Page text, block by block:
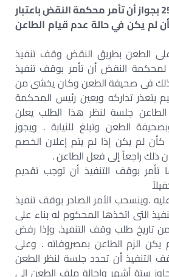
تعديل نص المــادة 251 بجواز أن تأمر محكمة النقض باعتبار
لم يكن في حالة عدم قيام الطاعن
على الطعن بطريق النقض وقف تنفيذ
النقض أن تأمر بوقف تنفيذ
ذلك فى صحيفة الطعن وكان يخشى من
يتعذر تداركه ويعين رئيس المحكمة
جلسة لنظر هذا الطلب يعلن
الطعن وتبلغ للنيابة . ويجوز
كأن لم يكن إذا لم يتم إعلان الخصم
ذلك راجعاً إلى فعل الطاعن .
تأمر بوقف التنفيذ أن توجب تقديم
.وينسحب الأمر الصادر بوقف تنفيذ
التى اتخذها المحكوم له بناء على
تاريخ طلب وقف التنفيذ. وإذا رفض
يكن الزم الطاعن بمصروفاته . وعلى
التنفيذ أن تحدد جلسة لنظر الطعن
ستة أشهر وإحالة ملف الطعن إلى